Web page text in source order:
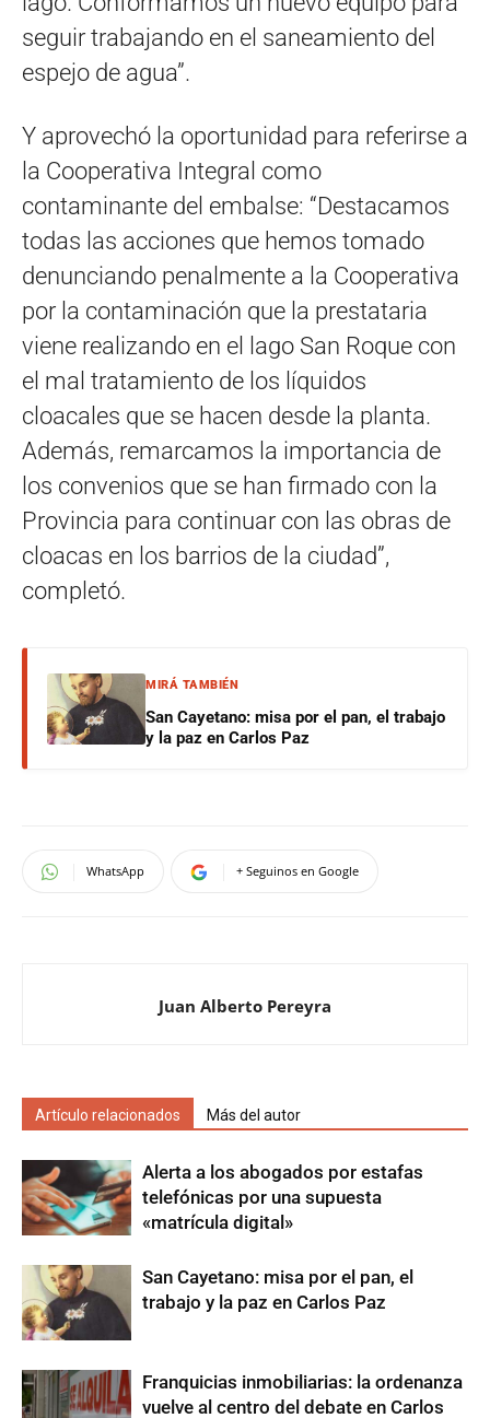
seguir trabajando en el saneamiento del
espejo de agua”.
Y aprovechó la oportunidad para referirse a
la Cooperativa Integral como
contaminante del embalse: “Destacamos
todas las acciones que hemos tomado
denunciando penalmente a la Cooperativa
por la contaminación que la prestataria
viene realizando en el lago San Roque con
el mal tratamiento de los líquidos
cloacales que se hacen desde la planta.
Además, remarcamos la importancia de
los convenios que se han firmado con la
Provincia para continuar con las obras de
cloacas en los barrios de la ciudad”,
completó.
MIRÁ TAMBIÉN
San Cayetano: misa por el pan, el trabajo
y la paz en Carlos Paz
WhatsApp + Seguinos en Google
Juan Alberto Pereyra
Artículo relacionados Más del autor
Alerta a los abogados por estafas
telefónicas por una supuesta
«matrícula digital»
San Cayetano: misa por el pan, el
trabajo y la paz en Carlos Paz
Franquicias inmobiliarias: la ordenanza
vuelve al centro del debate en Carlos